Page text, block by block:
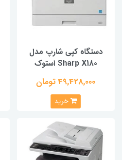
دستگاه کپی شارپ مدل
Sharp X180 استوک
49,428,000 تومان
خرید